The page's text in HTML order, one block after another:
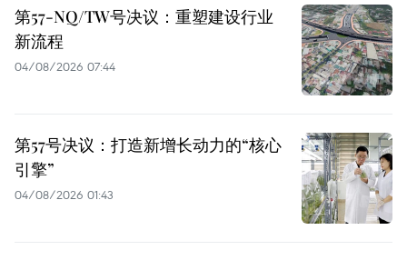
第57-NQ/TW号决议：重塑建设行业
新流程
04/08/2026 07:44
第57号决议：打造新增长动力的“核心
引擎”
04/08/2026 01:43